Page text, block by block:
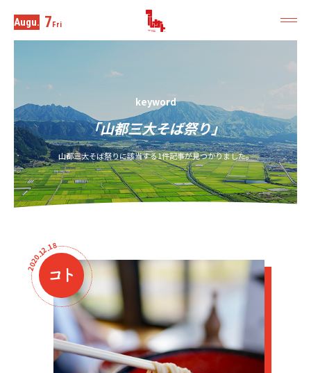
Augu. 7Fri
keyword
「山都三大そば祭り」
山都三大そば祭りに該当する1件記事が見つかりました。
2
0
2
0
.1
2
.18